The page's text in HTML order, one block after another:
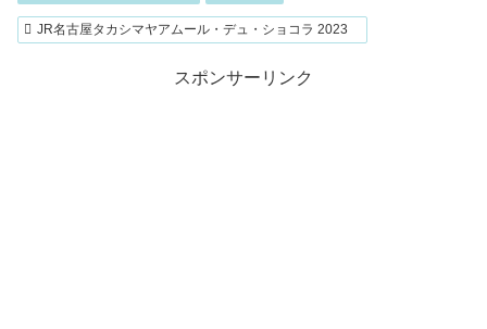
JR名古屋タカシマヤアムール・デュ・ショコラ 2023
スポンサーリンク